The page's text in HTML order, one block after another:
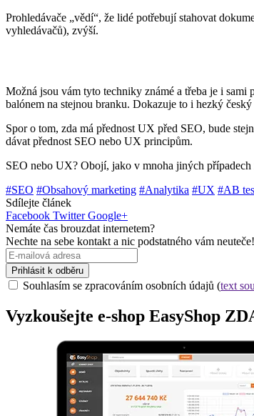
Prohledávače „vědí“, že lidé potřebují stahovat
vyhledávačů), zvýší.
Možná jsou vám tyto techniky známé a třeba je i
balónem na stejnou branku. Dokazuje to i hezký
Spor o tom, zda má přednost UX před SEO, bude
dávat přednost SEO nebo UX principům.
SEO nebo UX? Obojí, jako v mnoha jiných
#SEO #Obsahový marketing #Analytika #UX #AB
Sdílejte článek
Facebook Twitter Google+
Nemáte čas brouzdat internetem?
Nechte na sebe kontakt a nic podstatného vám neuteče!
Prihlásit k odběru
Souhlasím se zpracováním osobních údajů (text
Vyzkoušejte e-shop EasyShop